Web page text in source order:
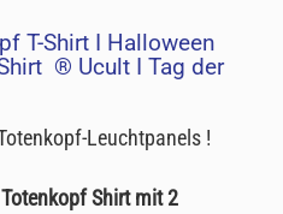
T-Shirt I Halloween
® Ucult I Tag der
Leuchtpanels !
Totenkopf Shirt mit 2